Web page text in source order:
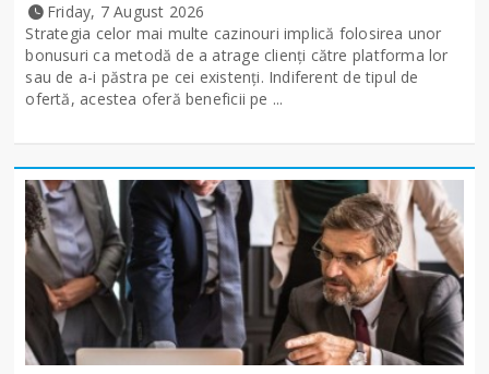
Friday, 7 August 2026
Strategia celor mai multe cazinouri implică folosirea unor
bonusuri ca metodă de a atrage clienți către platforma lor
sau de a-i păstra pe cei existenți. Indiferent de tipul de
ofertă, acestea oferă beneficii pe ...